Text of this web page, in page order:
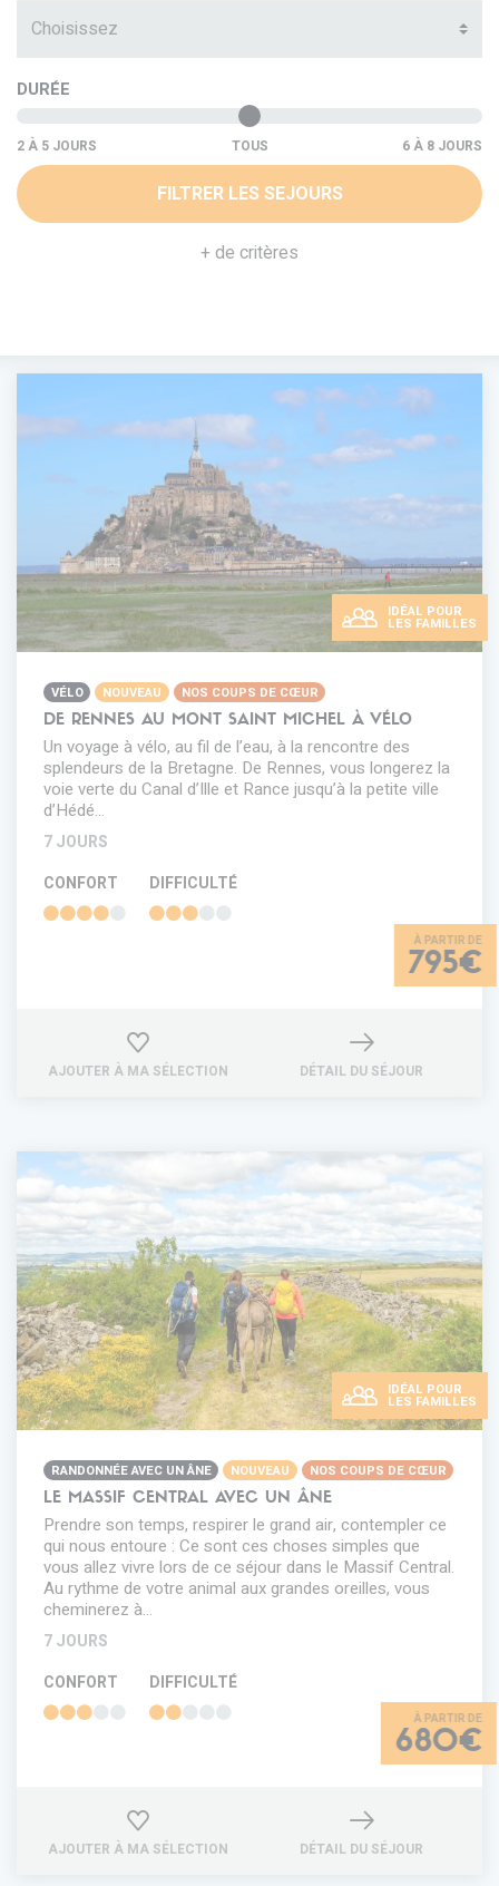
Choisissez
DURÉE
TOUS
FILTRER LES SEJOURS
+ de critères
IDÉAL POUR
LES FAMILLES
VÉLO NOUVEAU NOS COUPS DE CŒUR
DE RENNES AU MONT SAINT MICHEL À VÉLO
Un voyage à vélo, au fil de l’eau, à la rencontre des
splendeurs de la Bretagne. De Rennes, vous longerez la
voie verte du Canal d’Ille et Rance jusqu’à la petite ville
d’Hédé…
7 JOURS
CONFORT
DIFFICULTÉ
795€
AJOUTER À MA SÉLECTION DÉTAIL DU SÉJOUR
IDÉAL POUR
LES FAMILLES
RANDONNÉE AVEC UN ÂNE NOUVEAU NOS COUPS DE CŒUR
LE MASSIF CENTRAL AVEC UN ÂNE
Prendre son temps, respirer le grand air, contempler ce
qui nous entoure : Ce sont ces choses simples que
vous allez vivre lors de ce séjour dans le Massif Central.
Au rythme de votre animal aux grandes oreilles, vous
cheminerez à…
7 JOURS
CONFORT
DIFFICULTÉ
680€
AJOUTER À MA SÉLECTION DÉTAIL DU SÉJOUR